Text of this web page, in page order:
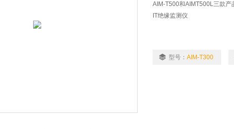
AIM-T500和AIMT500L三款产
IT绝缘监测仪
型号： AIM-T300